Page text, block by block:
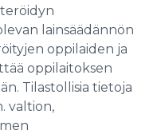
lainsäädännön
oppilaiden ja
oppilaitoksen
Tilastollisia tietoja
valtion,